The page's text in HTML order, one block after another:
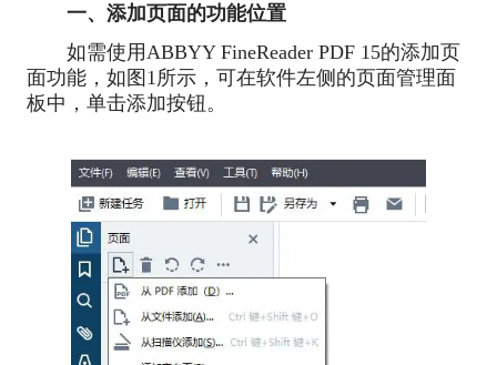
一、添加页面的功能位置
如需使用ABBYY FineReader PDF 15的添加页
面功能，如图1所示，可在软件左侧的页面管理面
板中，单击添加按钮。